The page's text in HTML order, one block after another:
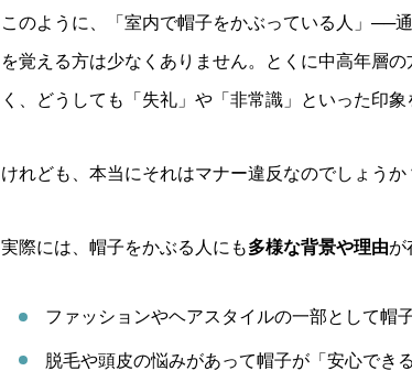
このように、「室内で帽子をかぶっている人」──
を覚える方は少なくありません。とくに中高年層
く、どうしても「失礼」や「非常識」といった印象
けれども、本当にそれはマナー違反なのでしょうか
実際には、帽子をかぶる人にも多様な背景や理由が
ファッションやヘアスタイルの一部として帽
脱毛や頭皮の悩みがあって帽子が「安心でき